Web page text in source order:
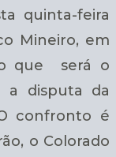
quinta-feira
Mineiro, em
que será o
disputa da
confronto é
o Colorado